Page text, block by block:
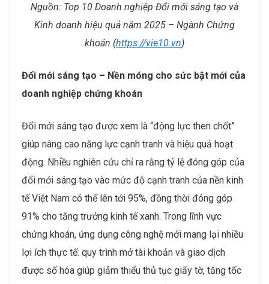
Nguồn: Top 10 Doanh nghiệp Đổi mới sáng tạo và
Kinh doanh hiệu quả năm 2025 – Ngành Chứng
khoán (https://vie10.vn)
Đổi mới sáng tạo – Nền móng cho sức bật mới của
doanh nghiệp chứng khoán
Đổi mới sáng tạo được xem là “động lực then chốt”
giúp nâng cao năng lực cạnh tranh và hiệu quả hoạt
động. Nhiều nghiên cứu chỉ ra rằng tỷ lệ đóng góp của
đổi mới sáng tạo vào mức độ cạnh tranh của nền kinh
tế Việt Nam có thể lên tới 95%, đồng thời đóng góp
91% cho tăng trưởng kinh tế xanh. Trong lĩnh vực
chứng khoán, ứng dụng công nghệ mới mang lại nhiều
lợi ích thực tế: quy trình mở tài khoản và giao dịch
được số hóa giúp giảm thiểu thủ tục giấy tờ, tăng tốc